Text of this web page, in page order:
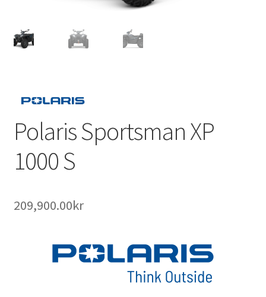
Kontakta oss
Polaris Sportsman XP
1000 S
209,900.00kr